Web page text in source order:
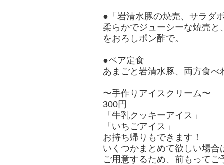
●「岩清水豚の焼売、サラダ
柔らかでジューシーな焼売
をおろしポン酢で。
●ペア定食
あまごと岩清水豚、両方食べ
〜手作りアイスクリーム〜
300円
「牛乳クッキーアイス」
「いちごアイス」
お持ち帰りもできます！
いくつかまとめて欲しい場合
ご用意するため、前もって